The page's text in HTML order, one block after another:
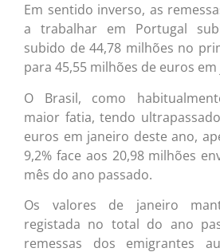
Em sentido inverso, as
a trabalhar em Portugal
subido de 44,78 milhões no
para 45,55 milhões de euros
O Brasil, como
maior fatia, tendo
euros em janeiro deste ano,
9,2% face aos 20,98 milhões
mês do ano passado.
Os valores de janeiro
registada no total do ano
remessas dos emigrantes